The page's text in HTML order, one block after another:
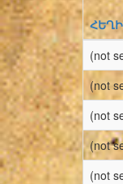
(not
(not
(not
(not
(not